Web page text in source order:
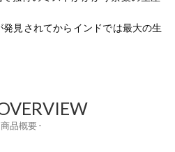
見されてからインドでは最大の生
商品概要 -